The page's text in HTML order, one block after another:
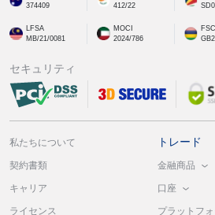
374409
412/22
LFSA
MB/21/0081
MOCI
2024/786
FSC
セキュリティ
私たちについて
契約書類
キャリア
ライセンス
トレード
金融商品
口座
プラットフ